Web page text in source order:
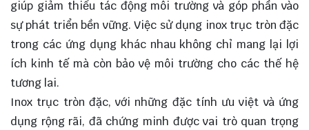
giúp giảm thiểu tác động môi trường và góp phần vào
sự phát triển bền vững. Việc sử dụng inox trục tròn đặc
trong các ứng dụng khác nhau không chỉ mang lại lợi
ích kinh tế mà còn bảo vệ môi trường cho các thế hệ
tương lai.
Inox trục tròn đặc, với những đặc tính ưu việt và ứng
dụng rộng rãi, đã chứng minh được vai trò quan trọng